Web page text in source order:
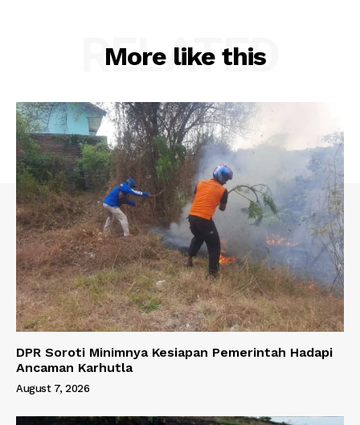
More like this
RELATED
DPR Soroti Minimnya Kesiapan Pemerintah Hadapi
Ancaman Karhutla
August 7, 2026